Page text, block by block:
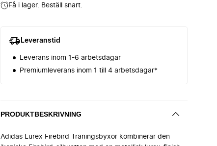
Få i lager. Beställ snart.
Leveranstid
Leverans inom 1-6 arbetsdagar
Premiumleverans inom 1 till 4 arbetsdagar*
PRODUKTBESKRIVNING
Adidas Lurex Firebird Träningsbyxor kombinerar den